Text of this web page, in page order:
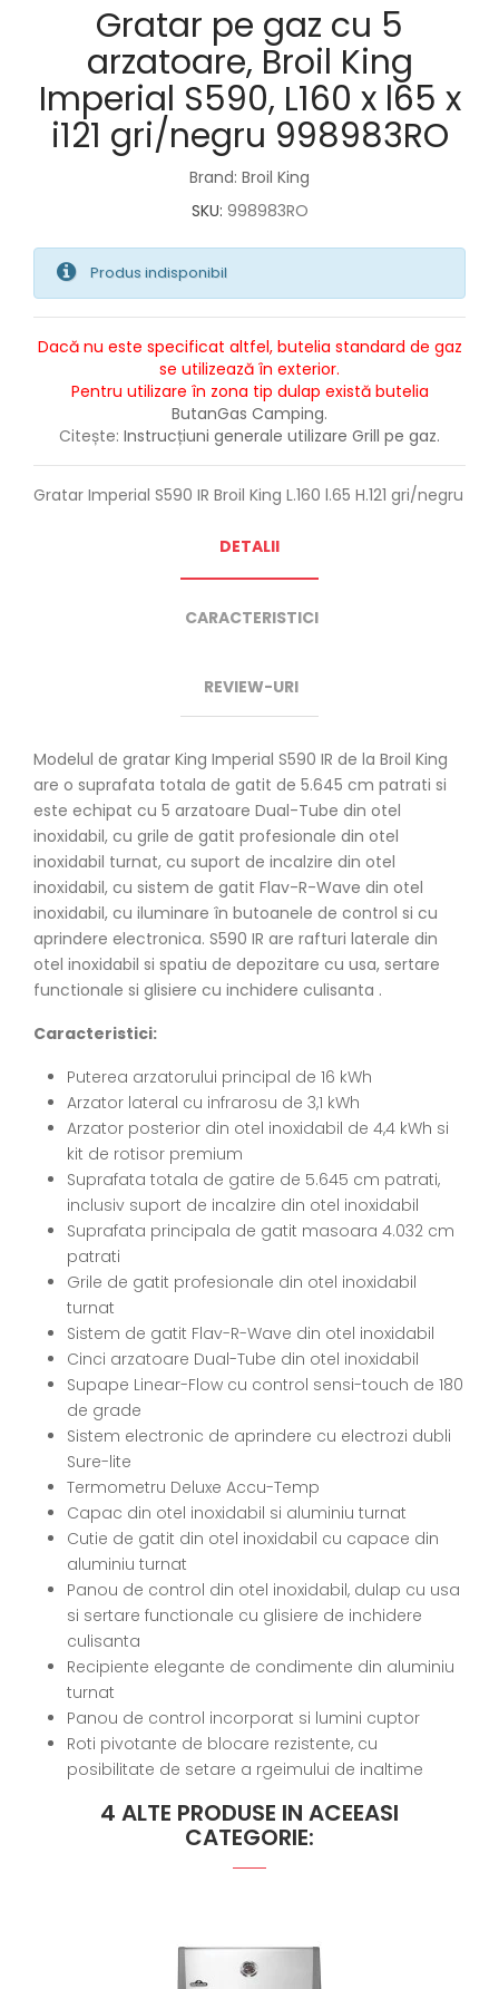
Gratar pe gaz cu 5
arzatoare, Broil King
Imperial S590, L160 x l65 x
i121 gri/negru 998983RO
Brand: Broil King
SKU: 998983RO
Produs indisponibil
Dacă nu este specificat altfel, butelia standard de gaz
se utilizează în exterior.
Pentru utilizare în zona tip dulap există butelia
ButanGas Camping.
Citește: Instrucțiuni generale utilizare Grill pe gaz.
Gratar Imperial S590 IR Broil King L.160 l.65 H.121 gri/negru
DETALII
CARACTERISTICI
REVIEW-URI
Modelul de gratar King Imperial S590 IR de la Broil King
are o suprafata totala de gatit de 5.645 cm patrati si
este echipat cu 5 arzatoare Dual-Tube din otel
inoxidabil, cu grile de gatit profesionale din otel
inoxidabil turnat, cu suport de incalzire din otel
inoxidabil, cu sistem de gatit Flav-R-Wave din otel
inoxidabil, cu iluminare în butoanele de control si cu
aprindere electronica. S590 IR are rafturi laterale din
otel inoxidabil si spatiu de depozitare cu usa, sertare
functionale si glisiere cu inchidere culisanta .
Caracteristici:
Puterea arzatorului principal de 16 kWh
Arzator lateral cu infrarosu de 3,1 kWh
Arzator posterior din otel inoxidabil de 4,4 kWh si
kit de rotisor premium
Suprafata totala de gatire de 5.645 cm patrati,
inclusiv suport de incalzire din otel inoxidabil
Suprafata principala de gatit masoara 4.032 cm
patrati
Grile de gatit profesionale din otel inoxidabil
turnat
Sistem de gatit Flav-R-Wave din otel inoxidabil
Cinci arzatoare Dual-Tube din otel inoxidabil
Supape Linear-Flow cu control sensi-touch de 180
de grade
Sistem electronic de aprindere cu electrozi dubli
Sure-lite
Termometru Deluxe Accu-Temp
Capac din otel inoxidabil si aluminiu turnat
Cutie de gatit din otel inoxidabil cu capace din
aluminiu turnat
Panou de control din otel inoxidabil, dulap cu usa
si sertare functionale cu glisiere de inchidere
culisanta
Recipiente elegante de condimente din aluminiu
turnat
Panou de control incorporat si lumini cuptor
Roti pivotante de blocare rezistente, cu
posibilitate de setare a rgeimului de inaltime
4 ALTE PRODUSE IN ACEEASI
CATEGORIE: